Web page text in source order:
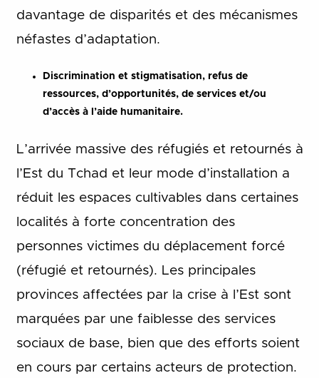
davantage de disparités et des mécanismes
néfastes d’adaptation.
Discrimination et stigmatisation, refus de
ressources, d’opportunités, de services et/ou
d’accès à l’aide humanitaire.
L’arrivée massive des réfugiés et retournés à
l’Est du Tchad et leur mode d’installation a
réduit les espaces cultivables dans certaines
localités à forte concentration des
personnes victimes du déplacement forcé
(réfugié et retournés). Les principales
provinces affectées par la crise à l’Est sont
marquées par une faiblesse des services
sociaux de base, bien que des efforts soient
en cours par certains acteurs de protection.